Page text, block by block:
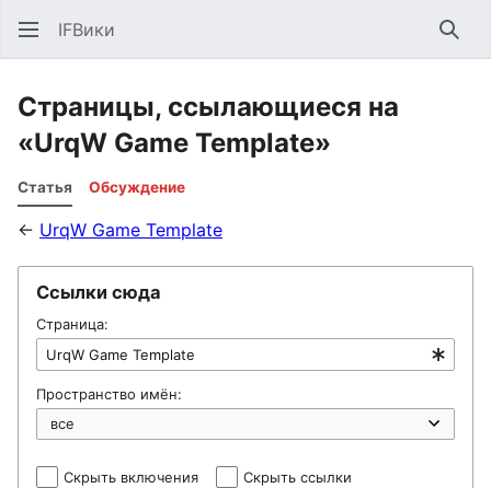
IFВики
Страницы, ссылающиеся на
«UrqW Game Template»
Статья Обсуждение
← UrqW Game Template
Ссылки сюда
Страница:
Пространство имён:
Скрыть включения Скрыть ссылки